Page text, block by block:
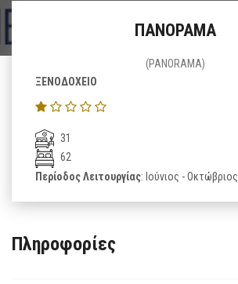
ΠΑΝΟΡΑΜΑ
(PANORAMA)
ΞΕΝΟΔΟΧΕΙΟ
31
62
Περίοδος Λειτουργίας: Ιούνιος - Οκτώβριος
Πληροφορίες